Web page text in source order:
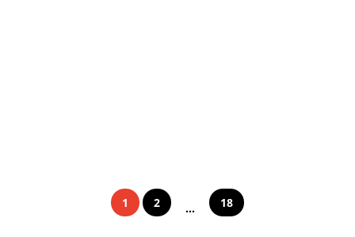
1 2 ... 18